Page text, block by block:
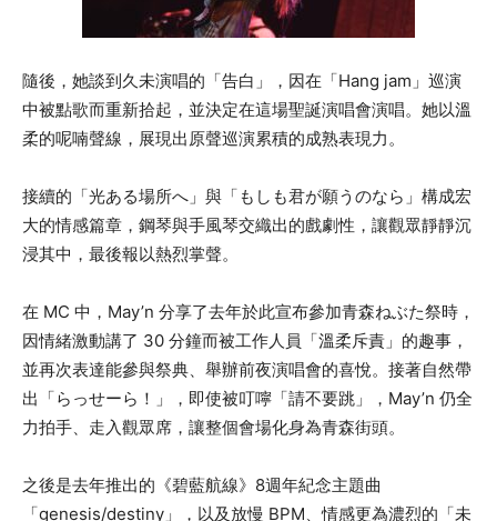
隨後，她談到久未演唱的「告白」，因在「Hang jam」巡演
中被點歌而重新拾起，並決定在這場聖誕演唱會演唱。她以溫
柔的呢喃聲線，展現出原聲巡演累積的成熟表現力。
接續的「光ある場所へ」與「もしも君が願うのなら」構成宏
大的情感篇章，鋼琴與手風琴交織出的戲劇性，讓觀眾靜靜沉
浸其中，最後報以熱烈掌聲。
在 MC 中，May’n 分享了去年於此宣布參加青森ねぶた祭時，
因情緒激動講了 30 分鐘而被工作人員「溫柔斥責」的趣事，
並再次表達能參與祭典、舉辦前夜演唱會的喜悅。接著自然帶
出「らっせーら！」，即使被叮嚀「請不要跳」，May’n 仍全
力拍手、走入觀眾席，讓整個會場化身為青森街頭。
之後是去年推出的《碧藍航線》8週年紀念主題曲
「genesis/destiny」，以及放慢 BPM、情感更為濃烈的「未